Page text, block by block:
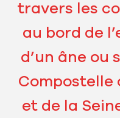
travers les
au bord de
d’un âne ou
Compostelle
et de la